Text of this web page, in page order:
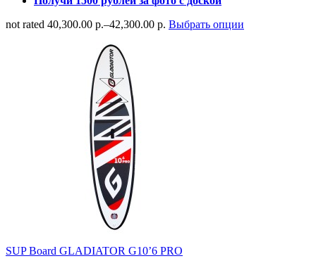
not rated 40,300.00 р.–42,300.00 р. Выбрать опции
SUP Board GLADIATOR G10’6 PRO